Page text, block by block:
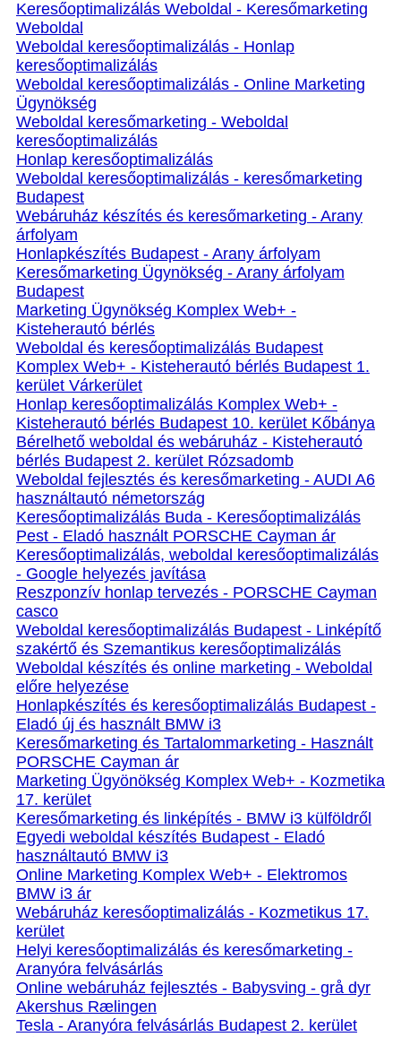
Keresőoptimalizálás Weboldal - Keresőmarketing
Weboldal
Weboldal keresőoptimalizálás - Honlap
keresőoptimalizálás
Weboldal keresőoptimalizálás - Online Marketing
Ügynökség
Weboldal keresőmarketing - Weboldal
keresőoptimalizálás
Honlap keresőoptimalizálás
Weboldal keresőoptimalizálás - keresőmarketing
Budapest
Webáruház készítés és keresőmarketing - Arany
árfolyam
Honlapkészítés Budapest - Arany árfolyam
Keresőmarketing Ügynökség - Arany árfolyam
Budapest
Marketing Ügynökség Komplex Web+ -
Kisteherautó bérlés
Weboldal és keresőoptimalizálás Budapest
Komplex Web+ - Kisteherautó bérlés Budapest 1.
kerület Várkerület
Honlap keresőoptimalizálás Komplex Web+ -
Kisteherautó bérlés Budapest 10. kerület Kőbánya
Bérelhető weboldal és webáruház - Kisteherautó
bérlés Budapest 2. kerület Rózsadomb
Weboldal fejlesztés és keresőmarketing - AUDI A6
használtautó németország
Keresőoptimalizálás Buda - Keresőoptimalizálás
Pest - Eladó használt PORSCHE Cayman ár
Keresőoptimalizálás, weboldal keresőoptimalizálás
- Google helyezés javítása
Reszponzív honlap tervezés - PORSCHE Cayman
casco
Weboldal keresőoptimalizálás Budapest - Linképítő
szakértő és Szemantikus keresőoptimalizálás
Weboldal készítés és online marketing - Weboldal
előre helyezése
Honlapkészítés és keresőoptimalizálás Budapest -
Eladó új és használt BMW i3
Keresőmarketing és Tartalommarketing - Használt
PORSCHE Cayman ár
Marketing Ügyönökség Komplex Web+ - Kozmetika
17. kerület
Keresőmarketing és linképítés - BMW i3 külföldről
Egyedi weboldal készítés Budapest - Eladó
használtautó BMW i3
Online Marketing Komplex Web+ - Elektromos
BMW i3 ár
Webáruház keresőoptimalizálás - Kozmetikus 17.
kerület
Helyi keresőoptimalizálás és keresőmarketing -
Aranyóra felvásárlás
Online webáruház fejlesztés - Babysving - grå dyr
Akershus Rælingen
Tesla - Aranyóra felvásárlás Budapest 2. kerület